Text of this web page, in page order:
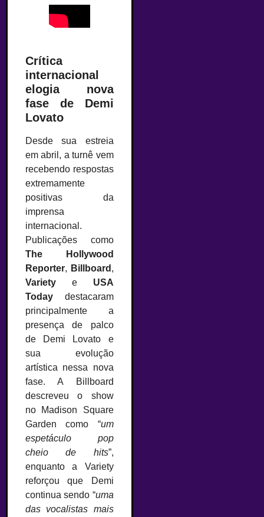
Crítica
internacional
elogia nova
fase de Demi
Lovato
Desde sua estreia
em abril, a turnê vem
recebendo respostas
extremamente
positivas da
imprensa
internacional.
Publicações como
The Hollywood
Reporter, Billboard ,
Variety e USA
Today destacaram
principalmente a
presença de palco
de Demi Lovato e
sua evolução
artística nessa nova
fase. A Billboard
descreveu o show
no Madison Square
Garden como “um
espetáculo pop
cheio de hits”,
enquanto a Variety
reforçou que Demi
continua sendo “uma
das vocalistas mais